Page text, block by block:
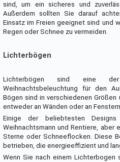
sind, um ein sicheres und
Außerdem sollten Sie darauf
Einsatz im Freien geeignet sind und
Regen oder Schnee zu vermeiden.
Lichterbögen
Lichterbögen sind eine
Weihnachtsbeleuchtung für den
Bögen sind in verschiedenen
entweder an Wänden oder an
Einige der beliebtesten
Weihnachtsmann und Rentiere, aber
Sterne oder Schneeflocken. Diese
betrieben, die energieeffizient und
Wenn Sie nach einem Lichterbogen